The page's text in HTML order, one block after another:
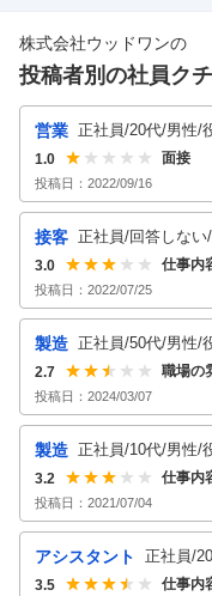
株式会社ウッドワンの
投稿者別の社員ク
営業 正社員/20代/男性/
1.0 面接
投稿日： 2022/09/16
接客 正社員/回答しな
3.0 仕事内
投稿日： 2022/07/25
製造 正社員/50代/男性/
2.7 職場の
投稿日： 2024/03/07
製造 正社員/10代/男性/
3.2 仕事内
投稿日： 2021/07/04
アシスタント
正社員/
014年以
3.5 仕事内